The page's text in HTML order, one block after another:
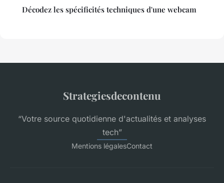
Décodez les spécificités techniques d'une webcam
Strategiesdecontenu
“Votre source quotidienne d'actualités et analyses
tech”
Mentions légalesContact